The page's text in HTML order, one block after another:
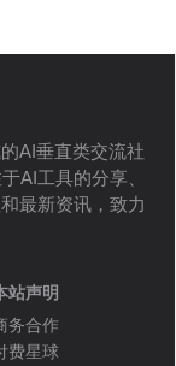
AI垂直类交流社
AI工具的分享、
最新资讯，致力
站声明
务合作
费星球